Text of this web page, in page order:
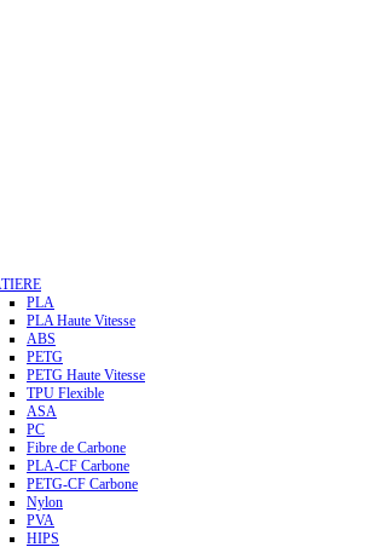
PLA
PLA Haute Vitesse
ABS
PETG
PETG Haute Vitesse
TPU Flexible
ASA
PC
Fibre de Carbone
PLA-CF Carbone
PETG-CF Carbone
Nylon
PVA
HIPS